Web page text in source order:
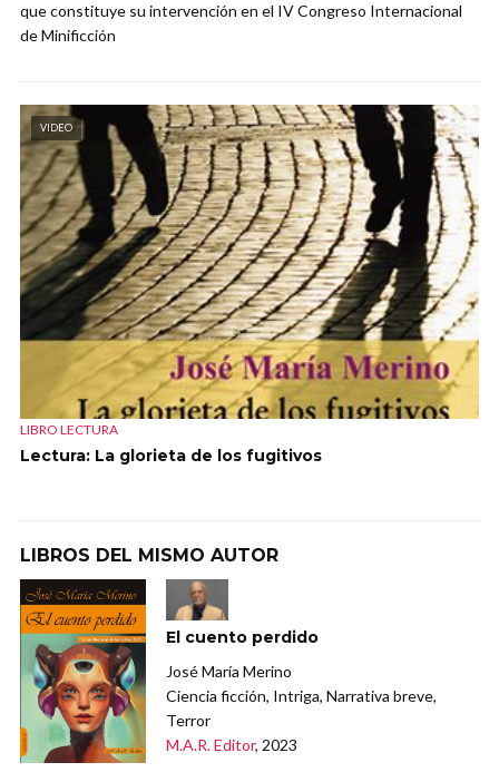
que constituye su intervención en el IV Congreso Internacional
de Minificción
VIDEO
LIBRO LECTURA
Lectura: La glorieta de los fugitivos
LIBROS DEL MISMO AUTOR
El cuento perdido
José María Merino
Ciencia ficción, Intriga, Narrativa breve,
Terror
M.A.R. Editor, 2023